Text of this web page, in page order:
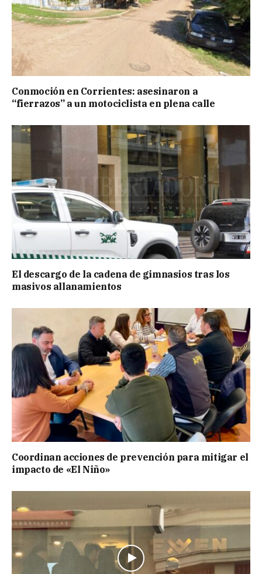
Conmoción en Corrientes: asesinaron a
“fierrazos” a un motociclista en plena calle
El descargo de la cadena de gimnasios tras los
masivos allanamientos
Coordinan acciones de prevención para mitigar el
impacto de «El Niño»